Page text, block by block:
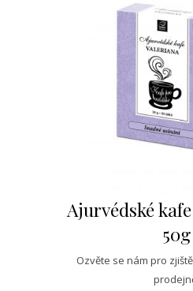
Ajurvédské
50g
Ozvěte se nám pro